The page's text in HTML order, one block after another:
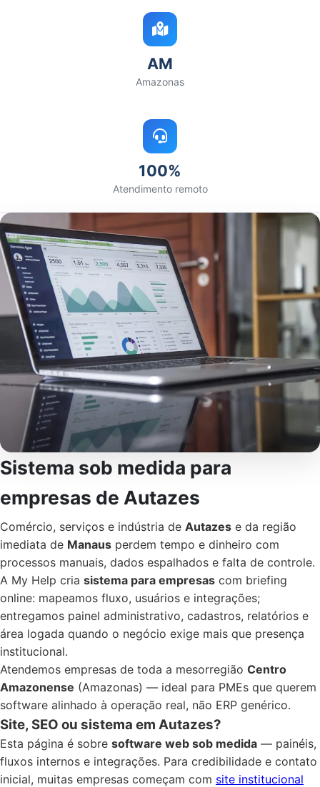
AM
Amazonas
100%
Atendimento remoto
Sistema sob medida para
empresas de Autazes
Comércio, serviços e indústria de Autazes e da região
imediata de Manaus perdem tempo e dinheiro com
processos manuais, dados espalhados e falta de controle.
A My Help cria sistema para empresas com briefing
online: mapeamos fluxo, usuários e integrações;
entregamos painel administrativo, cadastros, relatórios e
área logada quando o negócio exige mais que presença
institucional.
Atendemos empresas de toda a mesorregião Centro
Amazonense (Amazonas) — ideal para PMEs que querem
software alinhado à operação real, não ERP genérico.
Site, SEO ou sistema em Autazes?
Esta página é sobre software web sob medida — painéis,
fluxos internos e integrações. Para credibilidade e contato
inicial, muitas empresas começam com site institucional